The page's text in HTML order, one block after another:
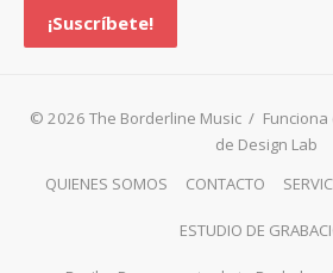
© 2026 The Borderline Music /
de Design Lab
QUIENES SOMOS
CONTACTO
ESTUDIO DE